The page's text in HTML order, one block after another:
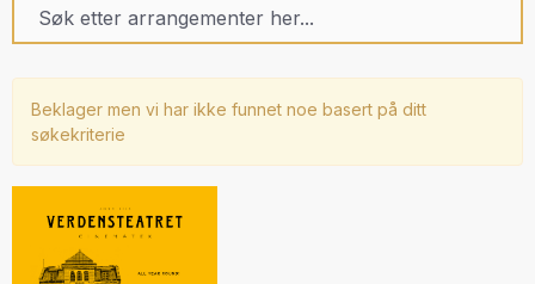
Beklager men vi har ikke funnet noe basert på ditt
søkekriterie